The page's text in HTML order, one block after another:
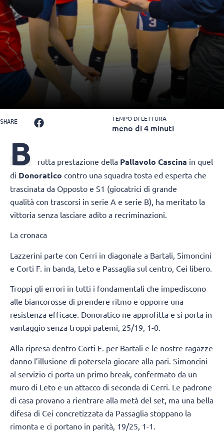
SHARE TEMPO DI LETTURA
meno di 4 minuti
B rutta prestazione della Pallavolo Cascina in quel
di Donoratico contro una squadra tosta ed esperta che
trascinata da Opposto e S1 (giocatrici di grande
qualità con trascorsi in serie A e serie B), ha meritato la
vittoria senza lasciare adito a recriminazioni.
La cronaca
Lazzerini parte con Cerri in diagonale a Bartali, Simoncini
e Corti F. in banda, Leto e Passaglia sul centro, Cei libero.
Troppi gli errori in tutti i fondamentali che impediscono
alle biancorosse di prendere ritmo e opporre una
resistenza efficace. Donoratico ne approfitta e si porta in
vantaggio senza troppi patemi, 25/19, 1-0.
Alla ripresa dentro Corti E. per Bartali e le nostre ragazze
danno l’illusione di potersela giocare alla pari. Simoncini
al servizio ci porta un primo break, confermato da un
muro di Leto e un attacco di seconda di Cerri. Le padrone
di casa provano a rientrare alla metà del set, ma una bella
difesa di Cei concretizzata da Passaglia stoppano la
rimonta e ci portano in parità, 19/25, 1-1.